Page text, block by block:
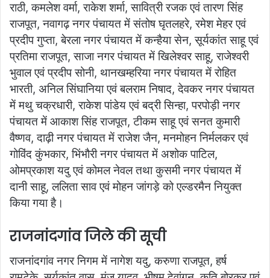
राठी, कमलेश वर्मा, राकेश शर्मा, सावित्री रजक एवं तारण सिंह
राजपूत, नवागढ़ नगर पंचायत में संतोष घृतलहरे, रमेश मेहर एवं
प्रदीप गुप्ता, बेरला नगर पंचायत में कन्हैया सेन, सूर्यकांत साहू एवं
प्रतिमा राजपूत, साजा नगर पंचायत में खिलेश्वर साहू, राजेश्वरी
भुवाल एवं प्रदीप सोनी, थानखम्हरिया नगर पंचायत में रोहित
भारती, अनिल सिंघानिया एवं बलराम निषाद, देवकर नगर पंचायत
में मथु चक्रधारी, राकेश पांडेय एवं बद्री सिन्हा, परपोड़ी नगर
पंचायत में आकाश सिंह राजपूत, टीकम साहू एवं सनत कुमारी
वैष्णव, दाढ़ी नगर पंचायत में राजेश जैन, मनमोहन निर्मलकर एवं
गोविंद कुंभकार, भिंभौरी नगर पंचायत में अशोक पाटिल,
ओमप्रकाश यदु एवं कोमल नेवल तथा कुसमी नगर पंचायत में
दानी साहू, ललिता साव एवं मोहन जांगड़े को एल्डरमैन नियुक्त
किया गया है।
राजनांदगांव जिले की सूची
राजनांदगांव नगर निगम में नागेश यदु, करुणा राजपूत, हर्ष